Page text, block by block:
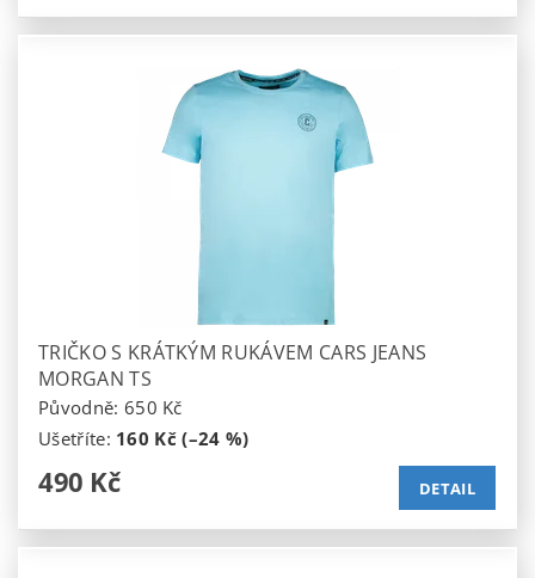
TRIČKO S KRÁTKÝM RUKÁVEM CARS JEANS
MORGAN TS
Původně: 650 Kč
Ušetříte: 160 Kč (–24 %)
490 Kč DETAIL